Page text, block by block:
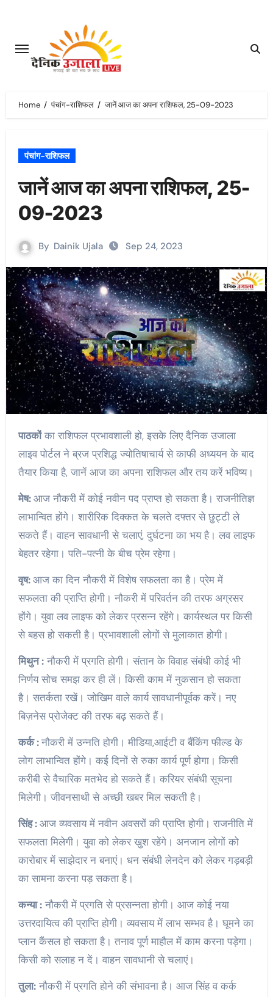
content
Home पंचांग-राशिफल जानें आज का अपना राशिफल, 25-09-2023
पंचांग-राशिफल
जानें आज का अपना राशिफल, 25-
09-2023
By Dainik Ujala Sep 24, 2023
पाठकोंका राशिफल प्रभावशाली हो, इसके लिए दैनिक उजाला
लाइव पोर्टल ने ब्रज प्रशिद्ध ज्योतिषाचार्य से काफी अध्ययन के बाद
तैयार किया है, जानें आज का अपना राशिफल और तय करें भविष्य।
मेष:आज नौकरी में कोई नवीन पद प्राप्त हो सकता है। राजनीतिज्ञ
लाभान्वित होंगे। शारीरिक दिक्कत के चलते दफ्तर से छुट्टी ले
सकते हैं। वाहन सावधानी से चलाएं, दुर्घटना का भय है। लव लाइफ
बेहतर रहेगा। पति-पत्नी के बीच प्रेम रहेगा।
वृष:आज का दिन नौकरी में विशेष सफलता का है। प्रेम में
सफलता की प्राप्ति होगी। नौकरी में परिवर्तन की तरफ अग्रसर
होंगे। युवा लव लाइफ को लेकर प्रसन्न रहेंगे। कार्यस्थल पर किसी
से बहस हो सकती है। प्रभावशाली लोगों से मुलाकात होगी।
मिथुन :नौकरी में प्रगति होगी। संतान के विवाह संबंधी कोई भी
निर्णय सोच समझ कर ही लें। किसी काम में नुकसान हो सकता
है। सतर्कता रखें। जोखिम वाले कार्य सावधानीपूर्वक करें। नए
बिज़नेस प्रोजेक्ट की तरफ बढ़ सकते हैं।
कर्क :नौकरी में उन्नति होगी। मीडिया,आईटी व बैंकिंग फील्ड के
लोग लाभान्वित होंगे। कई दिनों से रुका कार्य पूर्ण होगा। किसी
करीबी से वैचारिक मतभेद हो सकते हैं। करियर संबंधी सूचना
मिलेगी। जीवनसाथी से अच्छी खबर मिल सकती है।
सिंह :आज व्यवसाय में नवीन अवसरों की प्राप्ति होगी। राजनीति में
सफलता मिलेगी। युवा को लेकर खुश रहेंगे। अनजान लोगों को
कारोबार में साझेदार न बनाएं। धन संबंधी लेनदेन को लेकर गड़बड़ी
का सामना करना पड़ सकता है।
कन्या :नौकरी में प्रगति से प्रसन्नता होगी। आज कोई नया
उत्तरदायित्व की प्राप्ति होगी। व्यवसाय में लाभ सम्भव है। घूमने का
प्लान कैंसल हो सकता है। तनाव पूर्ण माहौल में काम करना पड़ेगा।
किसी को सलाह न दें। वाहन सावधानी से चलाएं।
तुला:नौकरी में प्रगति होने की संभावना है। आज सिंह व कर्क